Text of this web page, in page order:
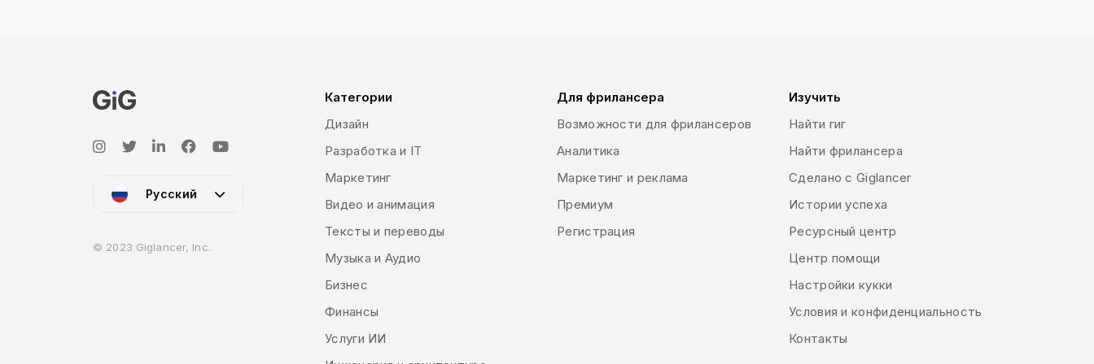
Русский
© 2023 Giglancer, Inc.
Категории
Дизайн
Разработка и IT
Маркетинг
Видео и анимация
Тексты и переводы
Музыка и Аудио
Бизнес
Финансы
Услуги ИИ
Для фрилансера
Возможности для фрилансеров
Аналитика
Маркетинг и реклама
Премиум
Регистрация
Изучить
Найти гиг
Найти фрилансера
Сделано с Giglancer
Истории успеха
Ресурсный центр
Центр помощи
Настройки кукки
Условия и конфиденциальность
Контакты